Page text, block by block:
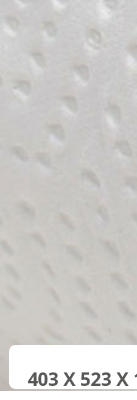
403 X 523 X